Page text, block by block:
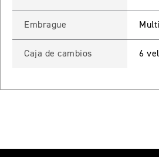
Embrague
Caja de cambios 6